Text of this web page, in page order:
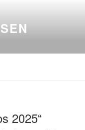
2025“